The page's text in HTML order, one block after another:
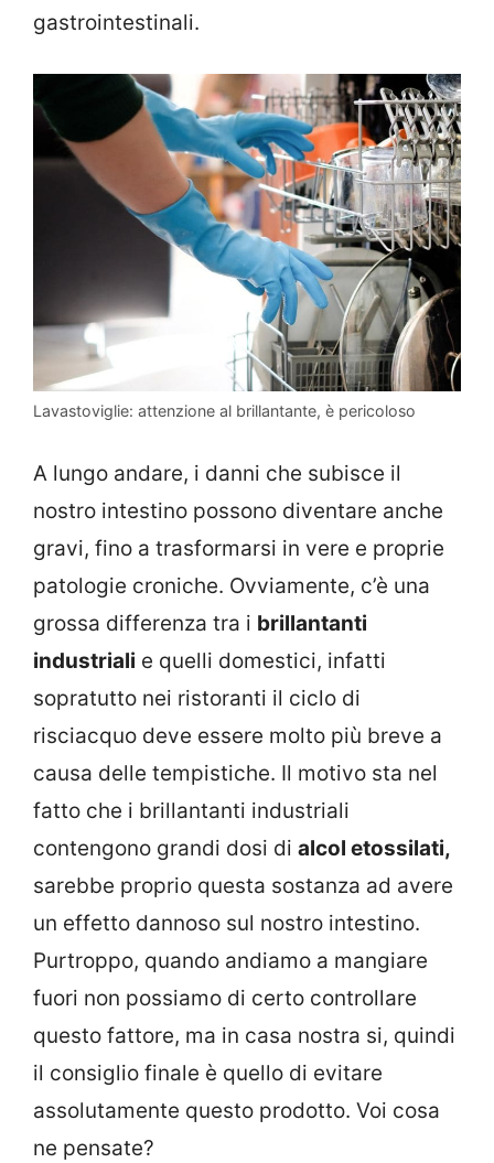
gastrointestinali.
Lavastoviglie: attenzione al brillantante, è pericoloso
A lungo andare, i danni che subisce il
nostro intestino possono diventare anche
gravi, fino a trasformarsi in vere e proprie
patologie croniche. Ovviamente, c’è una
grossa differenza tra i brillantanti
industriali e quelli domestici, infatti
sopratutto nei ristoranti il ciclo di
risciacquo deve essere molto più breve a
causa delle tempistiche. Il motivo sta nel
fatto che i brillantanti industriali
contengono grandi dosi di alcol etossilati,
sarebbe proprio questa sostanza ad avere
un effetto dannoso sul nostro intestino.
Purtroppo, quando andiamo a mangiare
fuori non possiamo di certo controllare
questo fattore, ma in casa nostra si, quindi
il consiglio finale è quello di evitare
assolutamente questo prodotto. Voi cosa
ne pensate?